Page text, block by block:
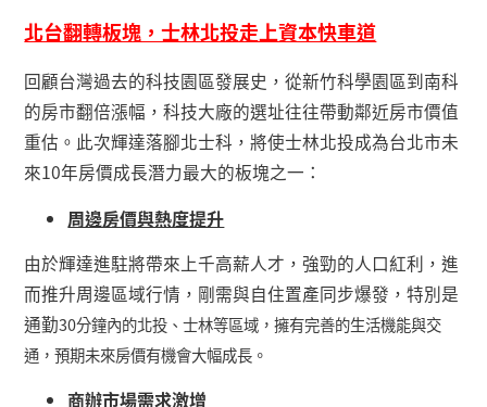
北台翻轉板塊，士林北投走上資本快車道
回顧台灣過去的科技園區發展史，從新竹科學園區到南科
的房市翻倍漲幅，科技大廠的選址往往帶動鄰近房市價值
重估。此次輝達落腳北士科，將使士林北投成為台北市未
來10年房價成長潛力最大的板塊之一：
周邊房價與熱度提升
由於輝達進駐將帶來上千高薪人才，強勁的人口紅利，進
而推升周邊區域行情，剛需與自住置產同步爆發，特別是
通勤30分鐘內的北投、士林等區域，擁有完善的生活機能與交
通，預期未來房價有機會大幅成長。
商辦市場需求激增